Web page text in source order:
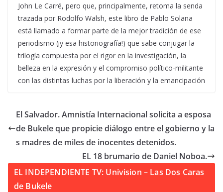
John Le Carré, pero que, principalmente, retoma la senda
trazada por Rodolfo Walsh, este libro de Pablo Solana
está llamado a formar parte de la mejor tradición de ese
periodismo (¡y esa historiografía!) que sabe conjugar la
trilogía compuesta por el rigor en la investigación, la
belleza en la expresión y el compromiso político-militante
con las distintas luchas por la liberación y la emancipación
El Salvador. Amnistía Internacional solicita a esposa
de Bukele que propicie diálogo entre el gobierno y la
s madres de miles de inocentes detenidos.
EL 18 brumario de Daniel Noboa.
EL INDEPENDIENTE TV: Univision – Las Dos Caras
de Bukele